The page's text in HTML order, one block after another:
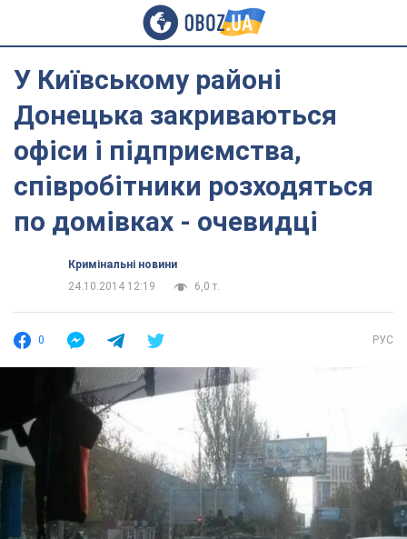
У Київському районі
Донецька закриваються
офіси і підприємства,
співробітники розходяться
по домівках - очевидці
Кримінальні новини
24.10.2014 12:19
6,0 т.
0 РУС